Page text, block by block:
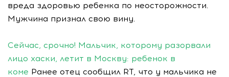
вреда здоровью ребенка по неосторожности.
Мужчина признал свою вину.
Сейчас, срочно! Мальчик, которому разорвали
лицо хаски, летит в Москву: ребенок в
коме Ранее отец сообщил RT, что у мальчика не